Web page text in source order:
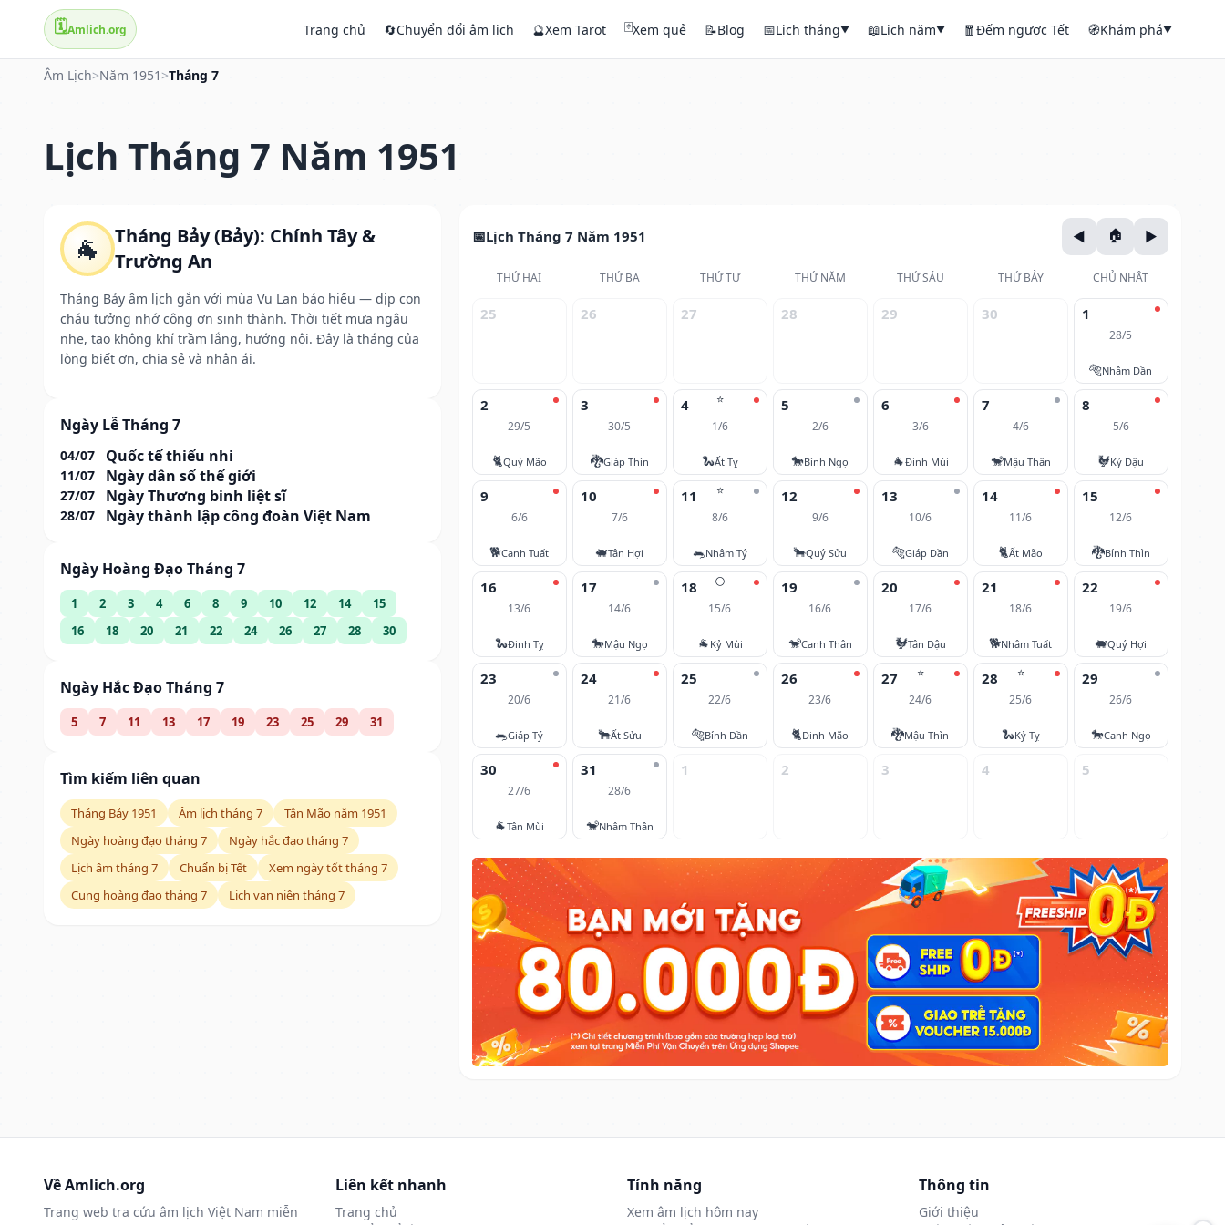
🗓️Amlich.org Trang chủ 🔄Chuyển đổi âm lịch 🔮Xem Tarot 🃏Xem quẻ 📝Blog 📅Lịch tháng▼ 📖Lịch năm▼ 🧧Đếm ngược Tết 🧭Khám phá▼
Âm Lịch>Năm 1951 >Tháng 7
Lịch Tháng 7 Năm 1951
🐐
Tháng Bảy (Bảy): Chính Tây &
Trường An
Tháng Bảy âm lịch gắn với mùa Vu Lan báo hiếu — dịp con
cháu tưởng nhớ công ơn sinh thành. Thời tiết mưa ngâu
nhẹ, tạo không khí trầm lắng, hướng nội. Đây là tháng của
lòng biết ơn, chia sẻ và nhân ái.
Ngày Lễ Tháng 7
04/07 Quốc tế thiếu nhi
11/07 Ngày dân số thế giới
27/07 Ngày Thương binh liệt sĩ
28/07 Ngày thành lập công đoàn Việt Nam
Ngày Hoàng Đạo Tháng 7
1 2 3 4 6 8 9 10 12 14
15
16
18 20 21 22 24 26 27 28 30
Ngày Hắc Đạo Tháng 7
5 7 11 13 17 19 23 25 29 31
Tìm kiếm liên quan
Tháng Bảy 1951 Âm lịch tháng 7
Tân Mão năm 1951
Ngày hoàng đạo tháng 7
Ngày hắc đạo tháng 7
Lịch âm tháng 7
Chuẩn bị Tết
Xem ngày tốt tháng 7
Cung hoàng đạo tháng 7
Lịch vạn niên tháng 7
Lịch Tháng 7 Năm 1951
THỨ HAI THỨ BA THỨ TƯ THỨ NĂM THỨ SÁU THỨ BẢY CHỦ NHẬT
25 26 27 28 29 30 1
28/5
🐅Nhâm Dần
2
29/5
🐈Quý Mão
3
30/5
🐉Giáp Thìn
⭐
4
1/6
🐍Ất Tỵ
5
2/6
🐎Bính Ngọ
6
3/6
🐐Đinh Mùi
7
4/6
🐒Mậu Thân
8
5/6
🐓Kỷ Dậu
9
6/6
🐕Canh Tuất
10
7/6
🐖Tân Hợi
⭐
11
8/6
🐀Nhâm Tý
12
9/6
🐂Quý Sửu
13
10/6
🐅Giáp Dần
14
11/6
🐈Ất Mão
15
12/6
🐉Bính Thìn
16
13/6
🐍Đinh Tỵ
17
14/6
🐎Mậu Ngọ
🌕
18
15/6
🐐 Kỷ Mùi
19
16/6
🐒Canh Thân
20
17/6
🐓Tân Dậu
21
18/6
🐕Nhâm Tuất
22
19/6
🐖Quý Hợi
23
20/6
🐀Giáp Tý
24
21/6
🐂Ất Sửu
25
22/6
🐅Bính Dần
26
23/6
🐈Đinh Mão
⭐
27
24/6
🐉Mậu Thìn
⭐
28
25/6
🐍Kỷ Tỵ
29
26/6
🐎Canh Ngọ
30
27/6
🐐Tân Mùi
31
28/6
🐒Nhâm Thân
1 2 3 4 5
Về Amlich.org
Trang web tra cứu âm lịch Việt Nam miễn
Liên kết nhanh
Trang chủ
Tính năng
Xem âm lịch hôm nay
Thông tin
Giới thiệu